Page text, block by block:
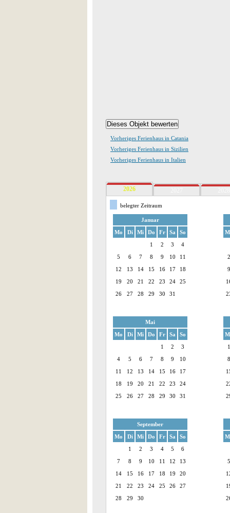
Vorheriges Ferienhaus in Catania
Vorheriges Ferienhaus in Sizilien
Vorheriges Ferienhaus in Italien
2026
belegter Zeitraum
Januar
Mo
Di Mi Do Fr Sa
So
1
2 3
4
5
6 7 8 9 10
11
12
13 14 15 16 17
18
19
20 21 22 23 24
25
26
27 28 29 30 31
2
9
Mai
Mo
Di Mi Do Fr Sa
So
1
2
3
4
5 6 7 8 9
10
11
12 13 14 15 16
17
18
19 20 21 22 23
24
25
26 27 28 29 30 31
1
8
September
Mo
Di Mi Do Fr Sa
So
1
2 3 4 5
6
7
8 9 10 11 12
13
14
15 16 17 18 19
20
21
22 23 24 25 26
27
28
29 30
5